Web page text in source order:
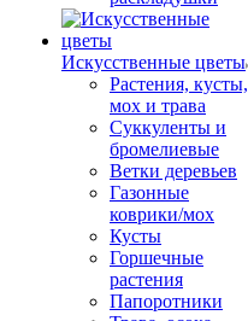
Искусственные цветы
Растения, кусты,
мох и трава
Суккуленты и
бромелиевые
Ветки деревьев
Газонные
коврики/мох
Кусты
Горшечные
растения
Папоротники